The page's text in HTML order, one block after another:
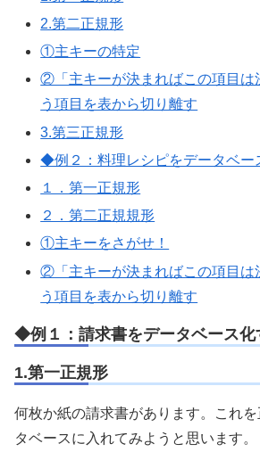
2.第二正規形
①主キーの特定
②「主キーが決まればこの項目は
う項目を表から切り離す
3.第三正規形
◆例２：料理レシピをデータベー
１．第一正規形
２．第二正規規形
①主キーをさがせ！
②「主キーが決まればこの項目は
う項目を表から切り離す
◆例１：請求書をデータベース化
1.第一正規形
何枚か紙の請求書があります。これ
タベースに入れてみようと思います。